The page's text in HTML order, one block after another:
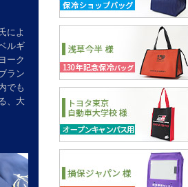
によ
ルギ
ーク
ラン
でも
、大